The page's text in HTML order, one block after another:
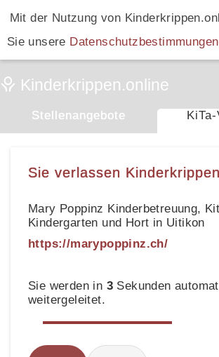
Mit der Nutzung von
Sie unsere Datenschutzbestimmungen
Stellenangebote
Sie verlassen
Mary Poppinz Kinderbetreuung,
Kindergarten und Hort in Uitikon
https://marypoppinz.ch/
Sie werden in 3 Sekunden
weitergeleitet.